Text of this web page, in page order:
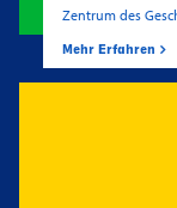
Zentrum des
Mehr Erfahren